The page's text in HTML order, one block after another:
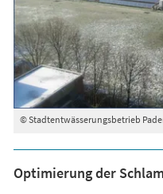
© Stadtentwässerungsbetrieb
Optimierung der